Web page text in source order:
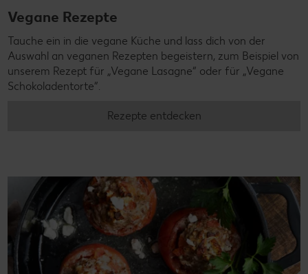
Vegane Rezepte
Tauche ein in die vegane Küche und lass dich von der
Auswahl an veganen Rezepten begeistern, zum Beispiel von
unserem Rezept für „Vegane Lasagne“ oder für „Vegane
Schokoladentorte“.
Rezepte entdecken